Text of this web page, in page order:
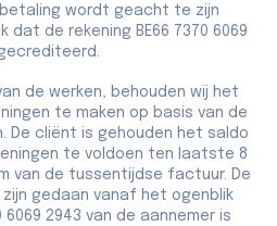
wordt geacht te zijn
de rekening BE66 7370 6069
de werken, behouden wij het
te maken op basis van de
De cliënt is gehouden het saldo
te voldoen ten laatste 8
van de tussentijdse factuur. De
gedaan vanaf het ogenblik
6069 2943 van de aannemer is